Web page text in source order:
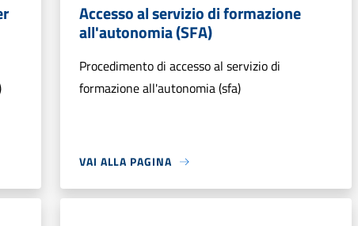
Accesso al servizio di formazione
all'autonomia (SFA)
Procedimento di accesso al servizio di
formazione all'autonomia (sfa)
VAI ALLA PAGINA